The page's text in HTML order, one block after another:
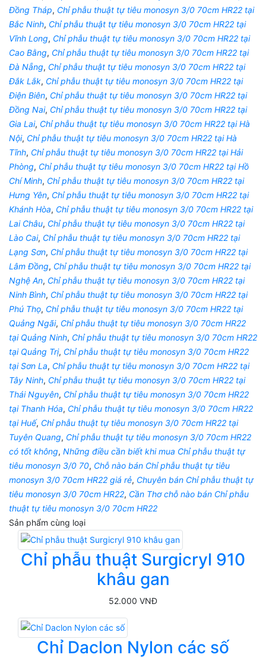
Đồng Tháp, Chỉ phẫu thuật tự tiêu monosyn 3/0 70cm HR22 tại
Bắc Ninh, Chỉ phẫu thuật tự tiêu monosyn 3/0 70cm HR22 tại
Vĩnh Long, Chỉ phẫu thuật tự tiêu monosyn 3/0 70cm HR22 tại
Cao Bằng, Chỉ phẫu thuật tự tiêu monosyn 3/0 70cm HR22 tại
Đà Nẵng, Chỉ phẫu thuật tự tiêu monosyn 3/0 70cm HR22 tại
Đắk Lắk, Chỉ phẫu thuật tự tiêu monosyn 3/0 70cm HR22 tại
Điện Biên, Chỉ phẫu thuật tự tiêu monosyn 3/0 70cm HR22 tại
Đồng Nai, Chỉ phẫu thuật tự tiêu monosyn 3/0 70cm HR22 tại
Gia Lai, Chỉ phẫu thuật tự tiêu monosyn 3/0 70cm HR22 tại Hà
Nội, Chỉ phẫu thuật tự tiêu monosyn 3/0 70cm HR22 tại Hà
Tĩnh, Chỉ phẫu thuật tự tiêu monosyn 3/0 70cm HR22 tại Hải
Phòng, Chỉ phẫu thuật tự tiêu monosyn 3/0 70cm HR22 tại Hồ
Chí Minh, Chỉ phẫu thuật tự tiêu monosyn 3/0 70cm HR22 tại
Hưng Yên, Chỉ phẫu thuật tự tiêu monosyn 3/0 70cm HR22 tại
Khánh Hòa, Chỉ phẫu thuật tự tiêu monosyn 3/0 70cm HR22 tại
Lai Châu, Chỉ phẫu thuật tự tiêu monosyn 3/0 70cm HR22 tại
Lào Cai, Chỉ phẫu thuật tự tiêu monosyn 3/0 70cm HR22 tại
Lạng Sơn, Chỉ phẫu thuật tự tiêu monosyn 3/0 70cm HR22 tại
Lâm Đồng, Chỉ phẫu thuật tự tiêu monosyn 3/0 70cm HR22 tại
Nghệ An, Chỉ phẫu thuật tự tiêu monosyn 3/0 70cm HR22 tại
Ninh Bình, Chỉ phẫu thuật tự tiêu monosyn 3/0 70cm HR22 tại
Phú Thọ, Chỉ phẫu thuật tự tiêu monosyn 3/0 70cm HR22 tại
Quảng Ngãi, Chỉ phẫu thuật tự tiêu monosyn 3/0 70cm HR22
tại Quảng Ninh, Chỉ phẫu thuật tự tiêu monosyn 3/0 70cm HR22
tại Quảng Trị, Chỉ phẫu thuật tự tiêu monosyn 3/0 70cm HR22
tại Sơn La, Chỉ phẫu thuật tự tiêu monosyn 3/0 70cm HR22 tại
Tây Ninh, Chỉ phẫu thuật tự tiêu monosyn 3/0 70cm HR22 tại
Thái Nguyên, Chỉ phẫu thuật tự tiêu monosyn 3/0 70cm HR22
tại Thanh Hóa, Chỉ phẫu thuật tự tiêu monosyn 3/0 70cm HR22
tại Huế, Chỉ phẫu thuật tự tiêu monosyn 3/0 70cm HR22 tại
Tuyên Quang, Chỉ phẫu thuật tự tiêu monosyn 3/0 70cm HR22
có tốt không, Những điều cần biết khi mua Chỉ phẫu thuật tự
tiêu monosyn 3/0 70, Chỗ nào bán Chỉ phẫu thuật tự tiêu
monosyn 3/0 70cm HR22 giá rẻ, Chuyên bán Chỉ phẫu thuật tự
tiêu monosyn 3/0 70cm HR22, Cần Thơ chỗ nào bán Chỉ phẫu
thuật tự tiêu monosyn 3/0 70cm HR22
Sản phẩm cùng loại
Chỉ phẫu thuật Surgicryl 910
khâu gan
52.000 VNĐ
Chỉ Daclon Nylon các số